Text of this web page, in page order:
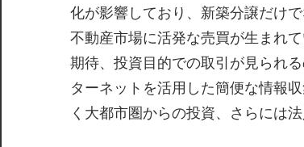
化が影響しており、新築分譲だけ
不動産市場に活発な売買が生まれ
期待、投資目的での取引が見られ
ターネットを活用した簡便な情報
く大都市圏からの投資、さらには